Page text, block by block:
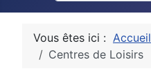
Vous êtes ici : Accueil
Centres de Loisirs